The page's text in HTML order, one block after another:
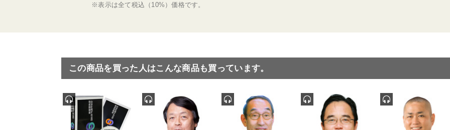
※表示は全て税込（10%）価格です。
この商品を買った人はこんな商品も買っています。